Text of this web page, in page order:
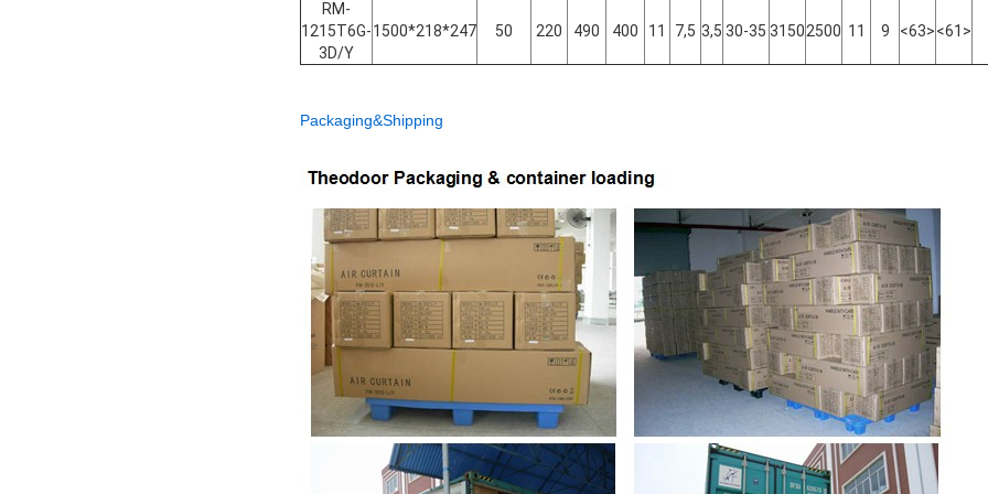
RM-
1215T6G-
3D/Y
1500*218*247 50 220 490 400 11 7,5 3,5 30-35 31502500 11 9 <63><61>
Packaging&Shipping